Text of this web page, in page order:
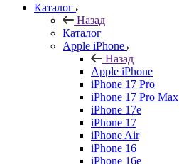
Каталог
Назад
Каталог
Apple iPhone
Назад
Apple iPhone
iPhone 17 Pro
iPhone 17 Pro Max
iPhone 17e
iPhone 17
iPhone Air
iPhone 16
iPhone 16e